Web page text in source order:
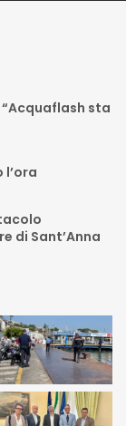
sta
l’ora
di Sant’Anna